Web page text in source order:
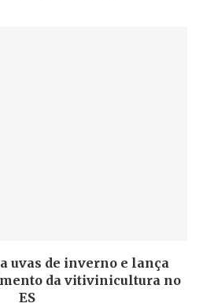
uvas de inverno e lança
da vitivinicultura no
ES